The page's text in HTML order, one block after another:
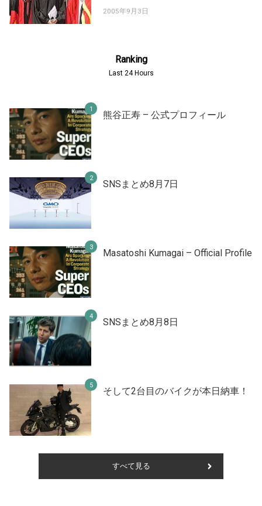
2005年9月3日
Ranking
Last 24 Hours
熊谷正寿 – 公式プロフィール
SNSまとめ8月7日
Masatoshi Kumagai – Official Profile
SNSまとめ8月8日
そして2台目のバイクが本日納車！
すべて見る